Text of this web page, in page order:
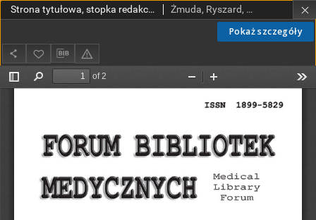
Pokaż szczegóły
Strona tytułowa, stopka redakcyjna Żmuda, Ryszard, red. nacz.